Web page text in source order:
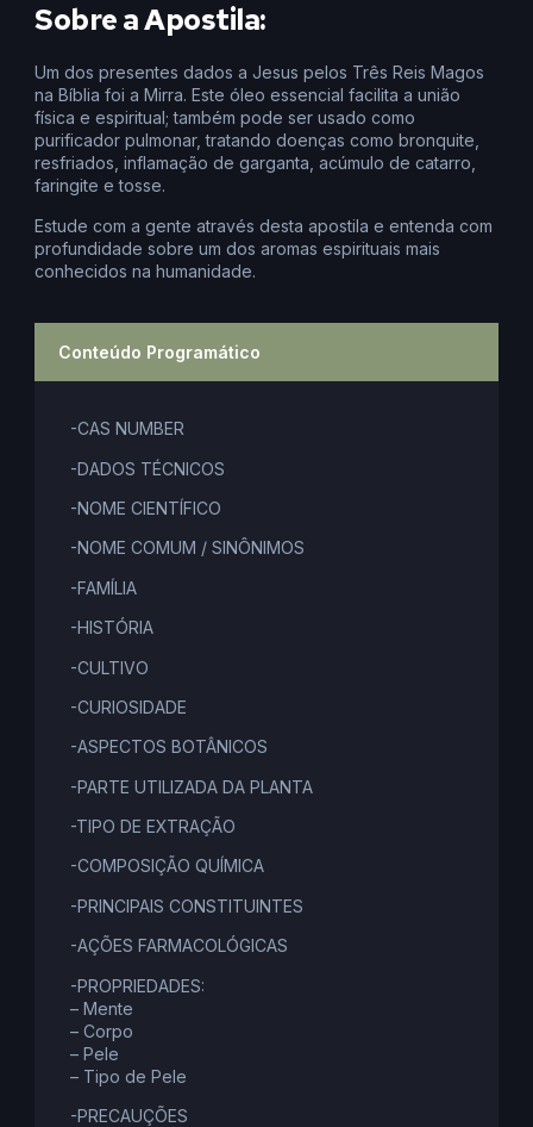
Sobre a Apostila:
Um dos presentes dados a Jesus pelos Três Reis Magos
na Bíblia foi a Mirra. Este óleo essencial facilita a união
física e espiritual; também pode ser usado como
purificador pulmonar, tratando doenças como bronquite,
resfriados, inflamação de garganta, acúmulo de catarro,
faringite e tosse.
Estude com a gente através desta apostila e entenda com
profundidade sobre um dos aromas espirituais mais
conhecidos na humanidade.
Conteúdo Programático
-CAS NUMBER
-DADOS TÉCNICOS
-NOME CIENTÍFICO
-NOME COMUM / SINÔNIMOS
-FAMÍLIA
-HISTÓRIA
-CULTIVO
-CURIOSIDADE
-ASPECTOS BOTÂNICOS
-PARTE UTILIZADA DA PLANTA
-TIPO DE EXTRAÇÃO
-COMPOSIÇÃO QUÍMICA
-PRINCIPAIS CONSTITUINTES
-AÇÕES FARMACOLÓGICAS
-PROPRIEDADES:
– Mente
– Corpo
– Pele
– Tipo de Pele
-PRECAUÇÕES